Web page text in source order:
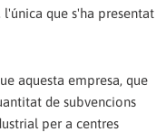
que s'ha presentat
aquesta empresa, que
de subvencions
per a centres